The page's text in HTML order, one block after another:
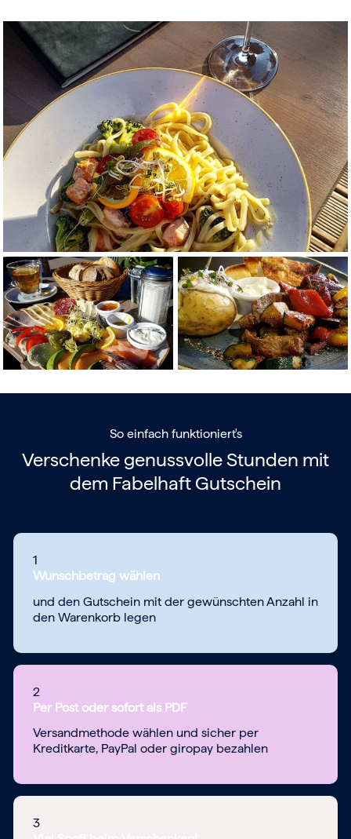
So einfach funktioniert's
Verschenke genussvolle Stunden mit
dem Fabelhaft Gutschein
1
Wunschbetrag wählen
und den Gutschein mit der gewünschten Anzahl in
den Warenkorb legen
2
Per Post oder sofort als PDF
Versandmethode wählen und sicher per
Kreditkarte, PayPal oder giropay bezahlen
3